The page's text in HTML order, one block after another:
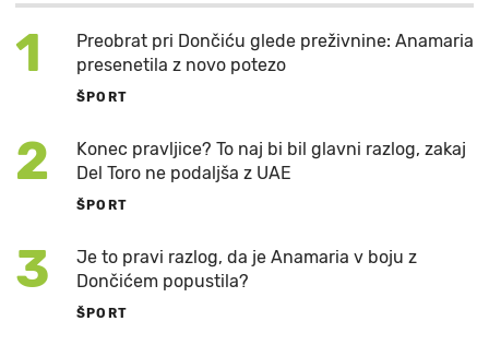
1
Preobrat pri Dončiću glede preživnine: Anamaria
presenetila z novo potezo
ŠPORT
2
Konec pravljice? To naj bi bil glavni razlog, zakaj
Del Toro ne podaljša z UAE
ŠPORT
3
Je to pravi razlog, da je Anamaria v boju z
Dončićem popustila?
ŠPORT